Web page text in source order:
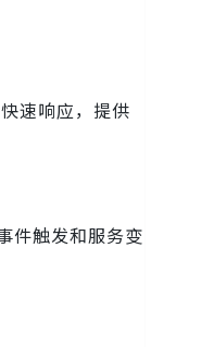
速响应，提供
件触发和服务变